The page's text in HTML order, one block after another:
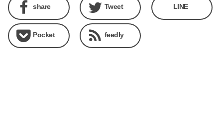
share Tweet LINE
Pocket feedly